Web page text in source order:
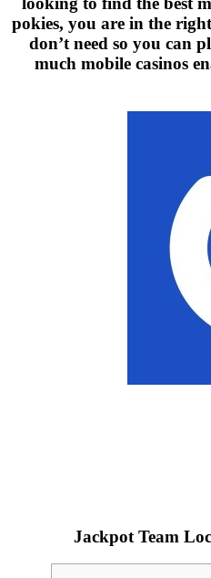
pokies, you are in the
don’t need so you can
much mobile casinos
‎‎Jackpot Team